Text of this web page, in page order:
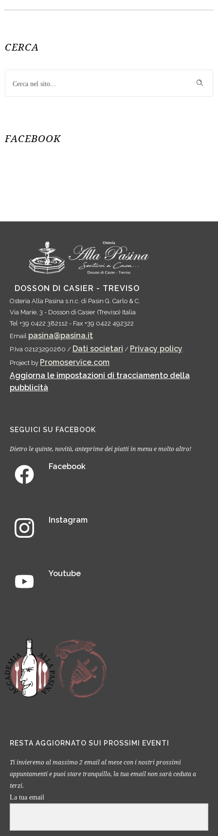
CERCA
FACEBOOK
DOSSON DI CASIER - TREVISO
Osteria Alla Pasina s.n.c. di Pasin G. Carlo & C.
Via Marie, 3 - Dosson di Casier (Treviso) Italia
Tel +39 0422 382112 - Fax +39 0422 492322
Email pasina@pasina.it
P.Iva 02123290260 / Dati societari / Privacy policy
Project by Promoservice.com
Aggiorna le impostazioni di tracciamento della
pubblicità
SEGUICI SU FACEBOOK
Dietro le quinte, novità, anteprime dei piatti in menu e molto altro!
Facebook
Instagram
Youtube
RESTA AGGIORNATO SUI PROSSIMI EVENTI
Ti invieremo al massimo 2 email al mese con i nostri prossimi
appuntamenti e puoi stare tranquillo, la tua email non sarà ceduta a
terzi.
La tua email